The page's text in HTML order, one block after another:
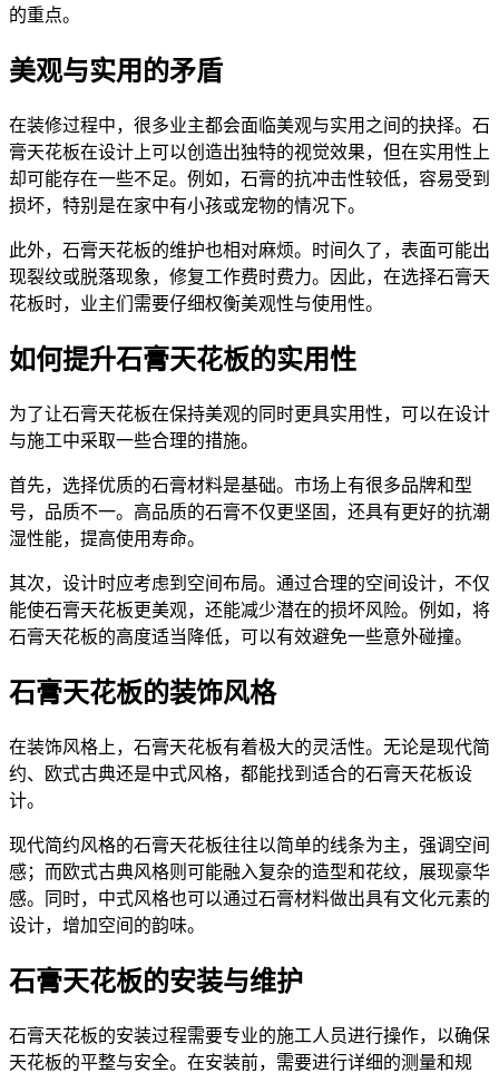
的重点。
美观与实用的矛盾
在装修过程中，很多业主都会面临美观与实用之间的抉择。石
膏天花板在设计上可以创造出独特的视觉效果，但在实用性上
却可能存在一些不足。例如，石膏的抗冲击性较低，容易受到
损坏，特别是在家中有小孩或宠物的情况下。
此外，石膏天花板的维护也相对麻烦。时间久了，表面可能出
现裂纹或脱落现象，修复工作费时费力。因此，在选择石膏天
花板时，业主们需要仔细权衡美观性与使用性。
如何提升石膏天花板的实用性
为了让石膏天花板在保持美观的同时更具实用性，可以在设计
与施工中采取一些合理的措施。
首先，选择优质的石膏材料是基础。市场上有很多品牌和型
号，品质不一。高品质的石膏不仅更坚固，还具有更好的抗潮
湿性能，提高使用寿命。
其次，设计时应考虑到空间布局。通过合理的空间设计，不仅
能使石膏天花板更美观，还能减少潜在的损坏风险。例如，将
石膏天花板的高度适当降低，可以有效避免一些意外碰撞。
石膏天花板的装饰风格
在装饰风格上，石膏天花板有着极大的灵活性。无论是现代简
约、欧式古典还是中式风格，都能找到适合的石膏天花板设
计。
现代简约风格的石膏天花板往往以简单的线条为主，强调空间
感；而欧式古典风格则可能融入复杂的造型和花纹，展现豪华
感。同时，中式风格也可以通过石膏材料做出具有文化元素的
设计，增加空间的韵味。
石膏天花板的安装与维护
石膏天花板的安装过程需要专业的施工人员进行操作，以确保
天花板的平整与安全。在安装前，需要进行详细的测量和规